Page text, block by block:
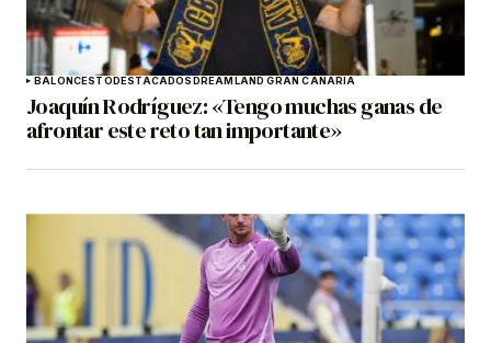
BALONCESTODESTACADOSDREAMLAND GRAN CANARIA
Joaquín Rodríguez: «Tengo muchas ganas de
afrontar este reto tan importante»